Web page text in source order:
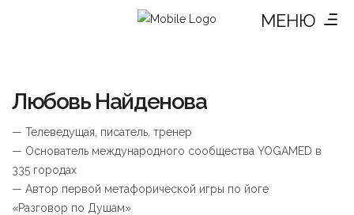
МЕНЮ
Любовь Найденова
— Телеведущая, писатель, тренер
— Основатель международного сообщества YOGAMED в
335 городах
— Автор первой метафорической игры по йоге
«Разговор по Душам»